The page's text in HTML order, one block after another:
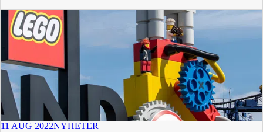
11 AUG 2022NYHETER